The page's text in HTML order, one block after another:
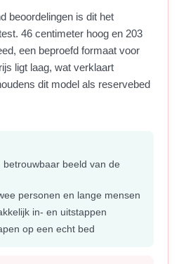
beoordelingen is dit het
46 centimeter hoog en 203
een beproefd formaat voor
ligt laag, wat verklaart
dit model als reservebed
betrouwbaar beeld van de
personen en lange mensen
in- en uitstappen
op een echt bed